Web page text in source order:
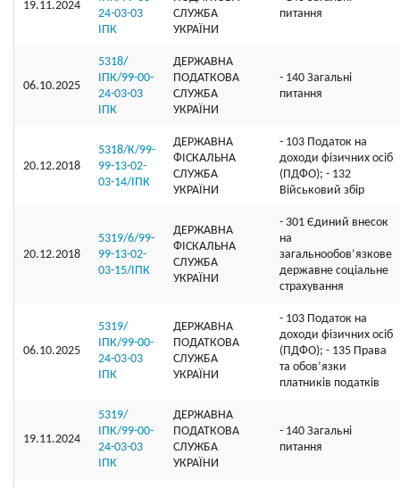
19.11.2024
24-03-03
ІПК
СЛУЖБА
УКРАЇНИ
питання
06.10.2025
5318/
ІПК/99-00-
24-03-03
ІПК
ДЕРЖАВНА
ПОДАТКОВА
СЛУЖБА
УКРАЇНИ
- 140 Загальні
питання
20.12.2018
5318/К/99-
99-13-02-
03-14/ІПК
ДЕРЖАВНА
ФІСКАЛЬНА
СЛУЖБА
УКРАЇНИ
- 103 Податок на
доходи фізичних осіб
(ПДФО); - 132
Військовий збір
20.12.2018
5319/6/99-
99-13-02-
03-15/ІПК
ДЕРЖАВНА
ФІСКАЛЬНА
СЛУЖБА
УКРАЇНИ
- 301 Єдиний внесок
на
загальнообов’язкове
державне соціальне
страхування
06.10.2025
5319/
ІПК/99-00-
24-03-03
ІПК
ДЕРЖАВНА
ПОДАТКОВА
СЛУЖБА
УКРАЇНИ
- 103 Податок на
доходи фізичних осіб
(ПДФО); - 135 Права
та обов’язки
платників податків
19.11.2024
5319/
ІПК/99-00-
24-03-03
ІПК
ДЕРЖАВНА
ПОДАТКОВА
СЛУЖБА
УКРАЇНИ
- 140 Загальні
питання